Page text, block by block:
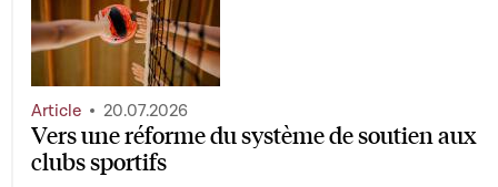
Vers une réforme du système de soutien aux
clubs sportifs
Article 20.07.2026